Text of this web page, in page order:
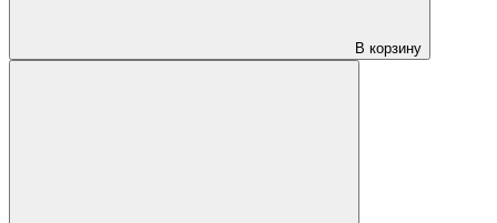
В корзину